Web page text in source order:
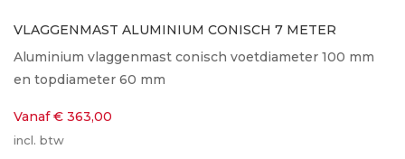
VLAGGENMAST ALUMINIUM CONISCH 7 METER
Aluminium vlaggenmast conisch voetdiameter 100 mm
en topdiameter 60 mm
Vanaf € 363,00
incl. btw